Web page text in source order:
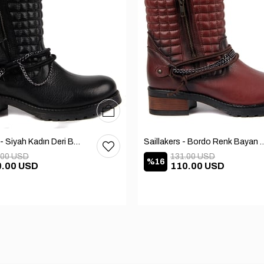
Sail Lakers - Siyah Kadın Deri Bot 105-936-1520
USD
USD
3637 38
Saillakers - Bordo Renk
%16 110.00 USD
131.00 USD